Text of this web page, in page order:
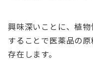
興味深いことに、植
することで医薬品の
存在します。